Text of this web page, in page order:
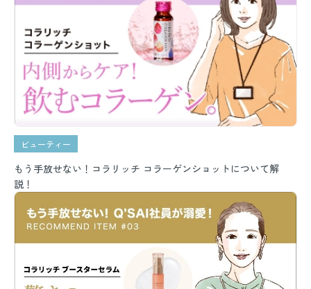
ビューティー
もう手放せない！コラリッチ コラーゲンショットについて解
説！